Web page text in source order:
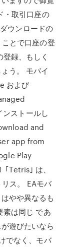
・取引口座の
ウンロードの
とで口座の登
録、もしく
う。 モバイ
および
ストールし
and
app from
Play
Tetris｣ は、
ス。 EAモバ
やや異なるも
素は同じ であ
遊びたいなら
でなく、モバ